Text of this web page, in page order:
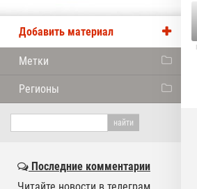
Добавить материал
Метки
Регионы
Последние комментарии